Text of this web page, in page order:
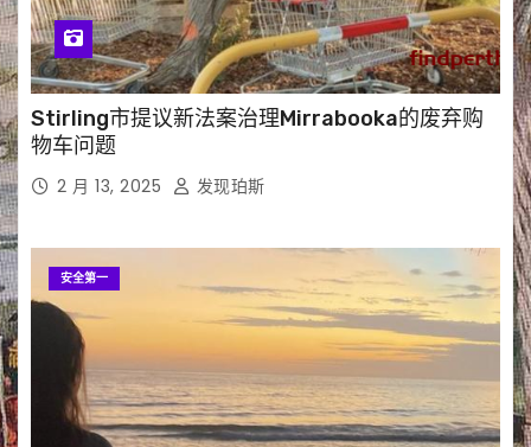
Stirling市提议新法案治理Mirrabooka的废弃购
物车问题
2 月 13, 2025 发现珀斯
安全第一